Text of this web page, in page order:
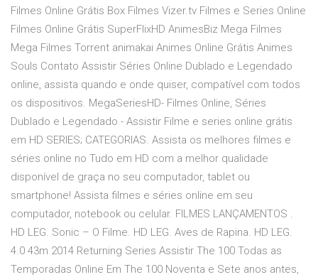
Filmes Online Grátis Box Filmes Vizer.tv Filmes e Series Online
Filmes Online Grátis SuperFlixHD AnimesBiz Mega Filmes
Mega Filmes Torrent animakai Animes Online Grátis Animes
Souls Contato Assistir Séries Online Dublado e Legendado
online, assista quando e onde quiser, compatível com todos
os dispositivos. MegaSeriesHD- Filmes Online, Séries
Dublado e Legendado - Assistir Filme e series online grátis
em HD SERIES; CATEGORIAS. Assista os melhores filmes e
séries online no Tudo em HD com a melhor qualidade
disponível de graça no seu computador, tablet ou
smartphone! Assista filmes e séries online em seu
computador, notebook ou celular. FILMES LANÇAMENTOS .
HD LEG. Sonic – O Filme. HD LEG. Aves de Rapina. HD LEG.
4.0 43m 2014 Returning Series Assistir The 100 Todas as
Temporadas Online Em The 100 Noventa e Sete anos antes,